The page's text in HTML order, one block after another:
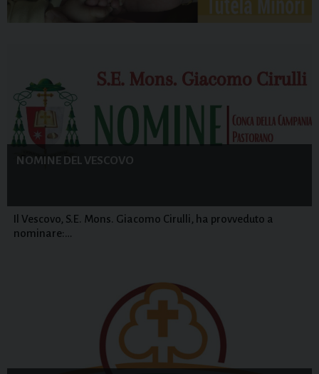
NOMINE DEL VESCOVO
Il Vescovo, S.E. Mons. Giacomo Cirulli, ha provveduto a
nominare:…